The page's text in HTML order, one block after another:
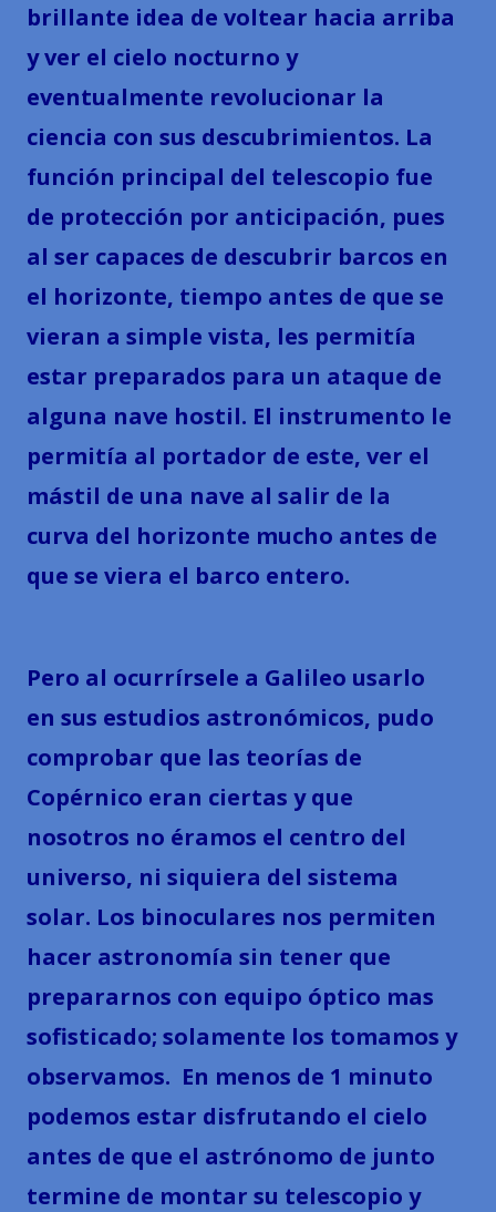
brillante idea de voltear hacia arriba
y ver el cielo nocturno y
eventualmente revolucionar la
ciencia con sus descubrimientos. La
función principal del telescopio fue
de protección por anticipación, pues
al ser capaces de descubrir barcos en
el horizonte, tiempo antes de que se
vieran a simple vista, les permitía
estar preparados para un ataque de
alguna nave hostil. El instrumento le
permitía al portador de este, ver el
mástil de una nave al salir de la
curva del horizonte mucho antes de
que se viera el barco entero.
Pero al ocurrírsele a Galileo usarlo
en sus estudios astronómicos, pudo
comprobar que las teorías de
Copérnico eran ciertas y que
nosotros no éramos el centro del
universo, ni siquiera del sistema
solar. Los binoculares nos permiten
hacer astronomía sin tener que
prepararnos con equipo óptico mas
sofisticado; solamente los tomamos y
observamos. En menos de 1 minuto
podemos estar disfrutando el cielo
antes de que el astrónomo de junto
termine de montar su telescopio y